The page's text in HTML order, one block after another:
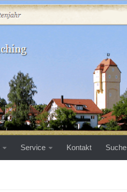
Service Kontakt Suche